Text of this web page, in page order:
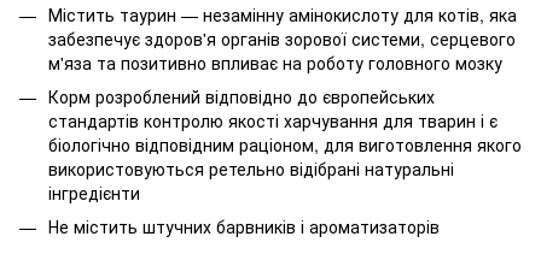
Містить таурин — незамінну амінокислоту для котів, яка
забезпечує здоров'я органів зорової системи, серцевого
м'яза та позитивно впливає на роботу головного мозку
Корм розроблений відповідно до європейських
стандартів контролю якості харчування для тварин і є
біологічно відповідним раціоном, для виготовлення якого
використовуються ретельно відібрані натуральні
інгредієнти
Не містить штучних барвників і ароматизаторів